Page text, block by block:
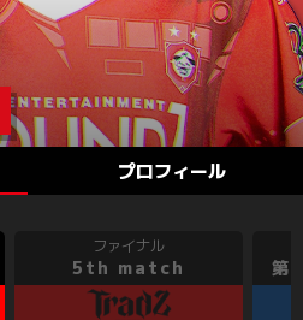
プロフィール
5th match 第